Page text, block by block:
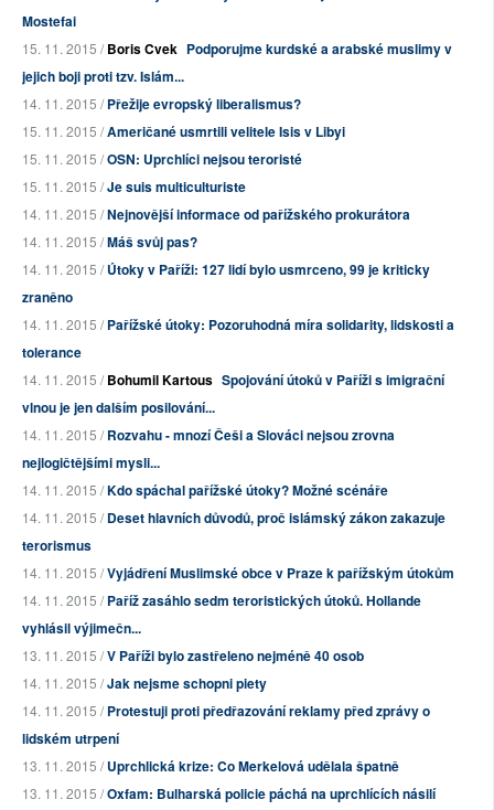
Mostefai
15. 11. 2015 /Boris Cvek Podporujme kurdské a arabské muslimy v
jejich boji proti tzv. Islám...
14. 11. 2015 /Přežije evropský liberalismus?
15. 11. 2015 /Američané usmrtili velitele Isis v Libyi
15. 11. 2015 /OSN: Uprchlíci nejsou teroristé
15. 11. 2015 /Je suis multiculturiste
14. 11. 2015 /Nejnovější informace od pařížského prokurátora
14. 11. 2015 /Máš svůj pas?
14. 11. 2015 /Útoky v Paříži: 127 lidí bylo usmrceno, 99 je kriticky
zraněno
14. 11. 2015 /Pařížské útoky: Pozoruhodná míra solidarity, lidskosti a
tolerance
14. 11. 2015 /Bohumil Kartous Spojování útoků v Paříži s imigrační
vlnou je jen dalším posilování...
14. 11. 2015 /Rozvahu - mnozí Češi a Slováci nejsou zrovna
nejlogičtějšími mysli...
14. 11. 2015 /Kdo spáchal pařížské útoky? Možné scénáře
14. 11. 2015 /Deset hlavních důvodů, proč islámský zákon zakazuje
terorismus
14. 11. 2015 /Vyjádření Muslimské obce v Praze k pařížským útokům
14. 11. 2015 /Paříž zasáhlo sedm teroristických útoků. Hollande
vyhlásil výjimečn...
13. 11. 2015 /V Paříži bylo zastřeleno nejméně 40 osob
14. 11. 2015 /Jak nejsme schopni piety
14. 11. 2015 /Protestuji proti předřazování reklamy před zprávy o
lidském utrpení
13. 11. 2015 /Uprchlická krize: Co Merkelová udělala špatně
13. 11. 2015 /Oxfam: Bulharská policie páchá na uprchlících násilí